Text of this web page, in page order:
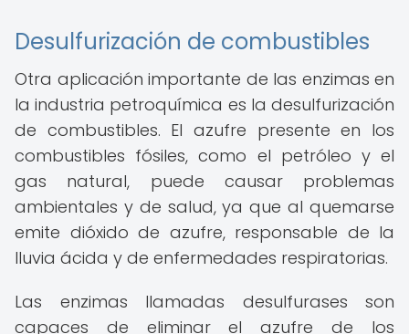
Desulfurización de combustibles
Otra aplicación importante de las enzimas en
la industria petroquímica es la desulfurización
de combustibles. El azufre presente en los
combustibles fósiles, como el petróleo y el
gas natural, puede causar problemas
ambientales y de salud, ya que al quemarse
emite dióxido de azufre, responsable de la
lluvia ácida y de enfermedades respiratorias.
Las enzimas llamadas desulfurases son
capaces de eliminar el azufre de los